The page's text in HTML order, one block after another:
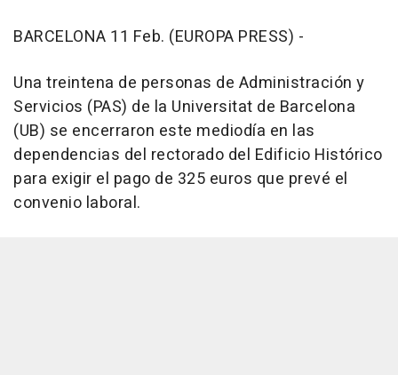
BARCELONA 11 Feb. (EUROPA PRESS) -
Una treintena de personas de Administración y
Servicios (PAS) de la Universitat de Barcelona
(UB) se encerraron este mediodía en las
dependencias del rectorado del Edificio Histórico
para exigir el pago de 325 euros que prevé el
convenio laboral.